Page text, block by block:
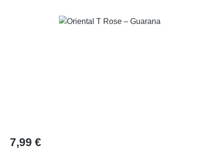
Bildergalerie überspringen
Regulärer Preis:
7,99 €